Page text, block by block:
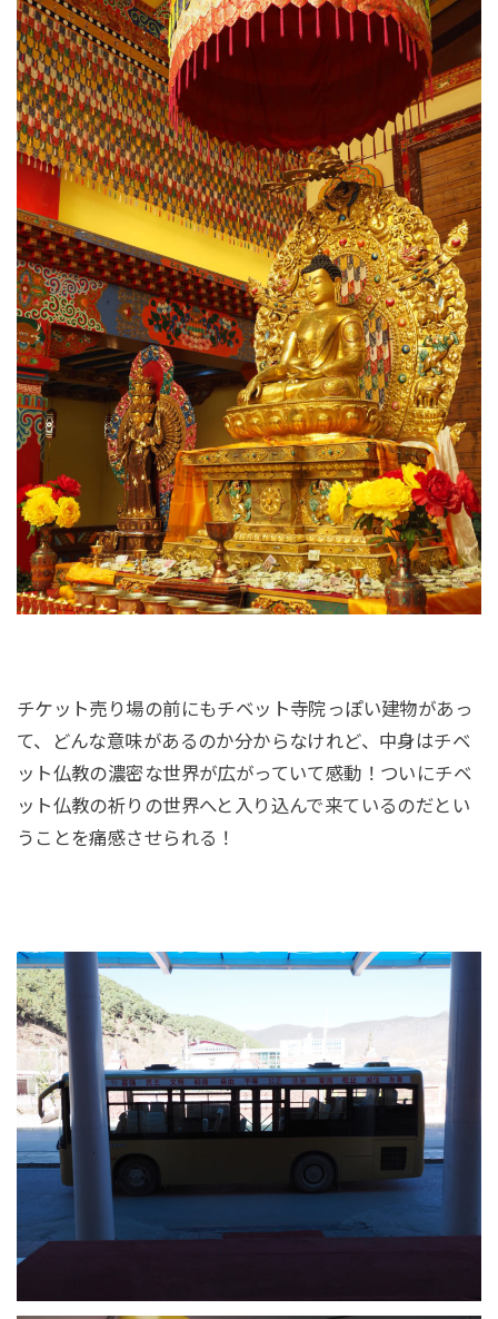
チケット売り場の前にもチベット寺院っぽい建物があっ
て、どんな意味があるのか分からなけれど、中身はチベ
ット仏教の濃密な世界が広がっていて感動！ついにチベ
ット仏教の祈りの世界へと入り込んで来ているのだとい
うことを痛感させられる！